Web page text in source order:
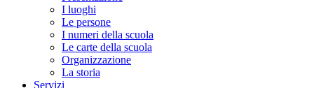
I luoghi
Le persone
I numeri della scuola
Le carte della scuola
Organizzazione
La storia
Servizi